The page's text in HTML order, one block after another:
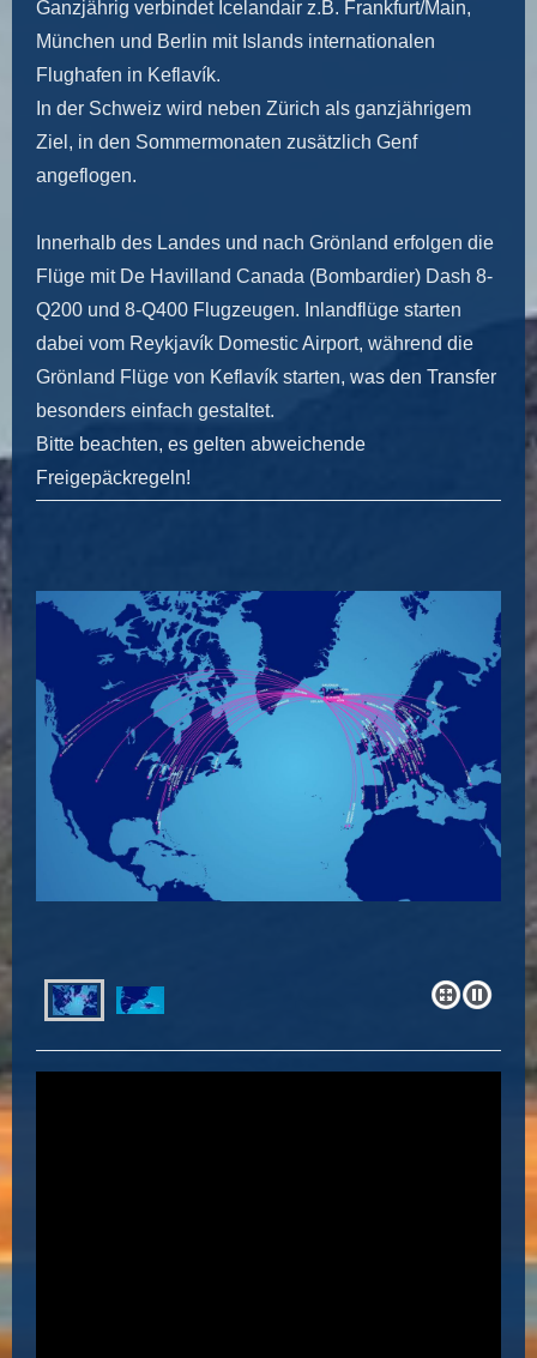
Ganzjährig verbindet Icelandair z.B. Frankfurt/Main,
München und Berlin mit Islands internationalen
Flughafen in Keflavík.
In der Schweiz wird neben Zürich als ganzjährigem
Ziel, in den Sommermonaten zusätzlich Genf
angeflogen.
Innerhalb des Landes und nach Grönland erfolgen die
Flüge mit De Havilland Canada (Bombardier) Dash 8-
Q200 und 8-Q400 Flugzeugen. Inlandflüge starten
dabei vom Reykjavík Domestic Airport, während die
Grönland Flüge von Keflavík starten, was den Transfer
besonders einfach gestaltet.
Bitte beachten, es gelten abweichende
Freigepäckregeln!